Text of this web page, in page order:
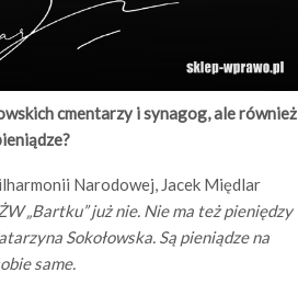
cmentarzy i synagog, ale również
Narodowej, Jacek Międlar
„Bartku” już nie. Nie ma teżpieniędzy
Sokołowska. Są pieniądze na
same.